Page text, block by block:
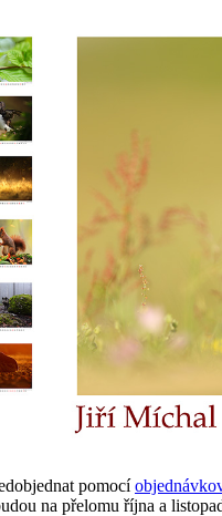
pomocí
na přelomu října a